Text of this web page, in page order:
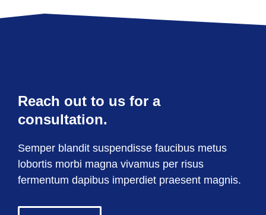
Reach out to us for a
consultation.
Semper blandit suspendisse faucibus metus
lobortis morbi magna vivamus per risus
fermentum dapibus imperdiet praesent magnis.